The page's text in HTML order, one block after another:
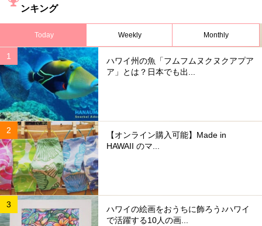
ンキング
Today Weekly Monthly
ハワイ州の魚「フムフムヌクヌクアプア
ア」とは？日本でも出...
【オンライン購入可能】Made in
HAWAII のマ...
ハワイの絵画をおうちに飾ろう♪ハワイ
で活躍する10人の画...